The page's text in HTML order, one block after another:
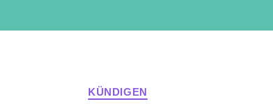
Kategorien
KÜNDIGEN